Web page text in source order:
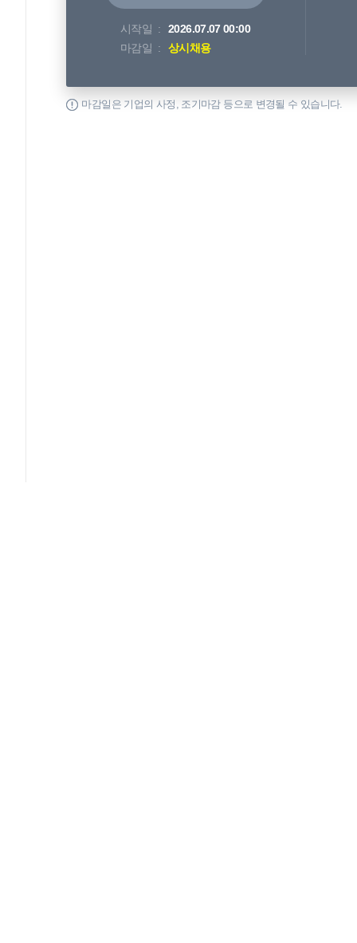
시작일
2026.07.07 00:00
마감일
상시채용
마감일은 기업의 사정, 조기마감 등으로 변경될 수 있습니다.